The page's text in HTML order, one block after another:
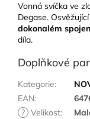
Vonná svíčka ve
Degase. Osvěžující
dokonalém
díla.
Doplňkové
Kategorie:
EAN:
? Velikost: